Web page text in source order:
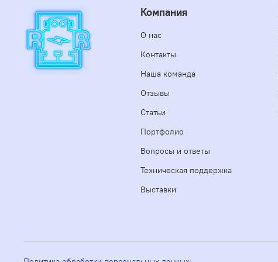
Компания
О нас
Контакты
Наша команда
Отзывы
Статьи
Портфолио
Вопросы и ответы
Техническая поддержка
Выставки